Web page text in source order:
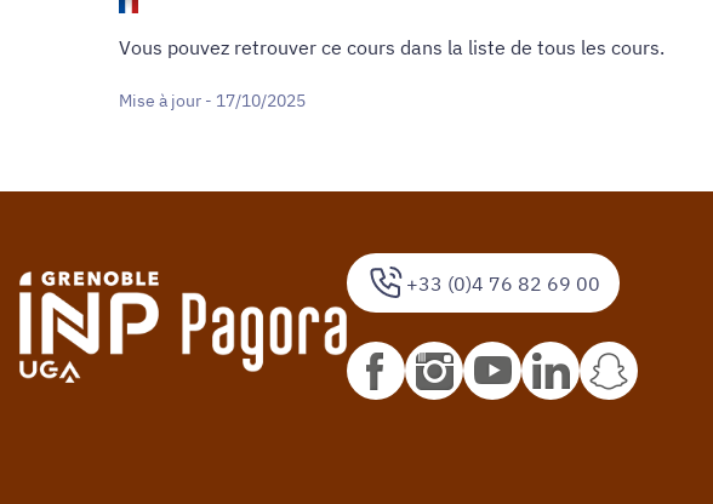
Vous pouvez retrouver ce cours dans la liste de tous les cours.
Mise à jour - 17/10/2025
+33 (0)4 76 82 69 00